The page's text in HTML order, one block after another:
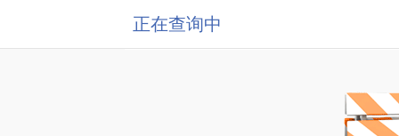
正在查询中